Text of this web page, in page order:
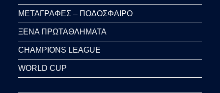
ΜΕΤΑΓΡΑΦΕΣ – ΠΟΔΟΣΦΑΙΡΟ
ΞΕΝΑ ΠΡΩΤΑΘΛΗΜΑΤΑ
CHAMPIONS LEAGUE
WORLD CUP